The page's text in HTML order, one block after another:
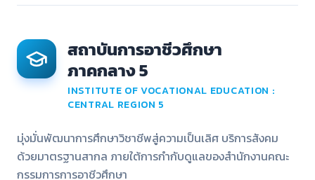
สถาบันการอาชีวศึกษา
ภาคกลาง 5
INSTITUTE OF VOCATIONAL EDUCATION :
CENTRAL REGION 5
มุ่งมั่นพัฒนาการศึกษาวิชาชีพสู่ความเป็นเลิศ บริการสังคม
ด้วยมาตรฐานสากล ภายใต้การกำกับดูแลของสำนักงานคณะ
กรรมการการอาชีวศึกษา